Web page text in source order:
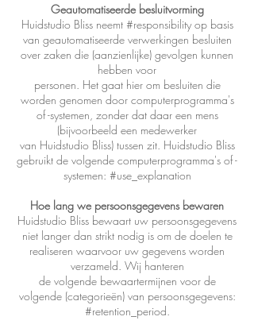
Geautomatiseerde besluitvorming
Huidstudio Bliss neemt #responsibility op basis
van geautomatiseerde verwerkingen besluiten
over zaken die (aanzienlijke) gevolgen kunnen
hebben voor
personen. Het gaat hier om besluiten die
worden genomen door computerprogramma's
of -systemen, zonder dat daar een mens
(bijvoorbeeld een medewerker
van Huidstudio Bliss) tussen zit. Huidstudio Bliss
gebruikt de volgende computerprogramma's of -
systemen: #use_explanation
Hoe lang we persoonsgegevens bewaren
Huidstudio Bliss bewaart uw persoonsgegevens
niet langer dan strikt nodig is om de doelen te
realiseren waarvoor uw gegevens worden
verzameld. Wij hanteren
de volgende bewaartermijnen voor de
volgende (categorieën) van persoonsgegevens:
#retention_period.